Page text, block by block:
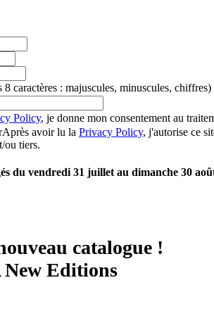
caractères : majuscules, minuscules, chiffres)
Policy, je donne mon consentement au
Après avoir lu la Privacy Policy, j'autorise ce
ou tiers.
du vendredi 31 juillet au dimanche 30
catalogue !
Editions